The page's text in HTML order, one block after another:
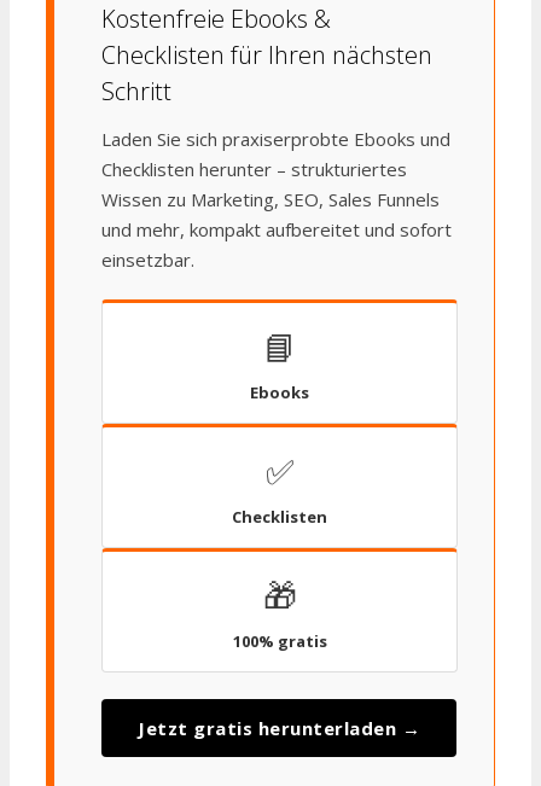
Kostenfreie Ebooks &
Checklisten für Ihren nächsten
Schritt
Laden Sie sich praxiserprobte Ebooks und
Checklisten herunter – strukturiertes
Wissen zu Marketing, SEO, Sales Funnels
und mehr, kompakt aufbereitet und sofort
einsetzbar.
📘
Ebooks
✅
Checklisten
🎁
100% gratis
Jetzt gratis herunterladen →